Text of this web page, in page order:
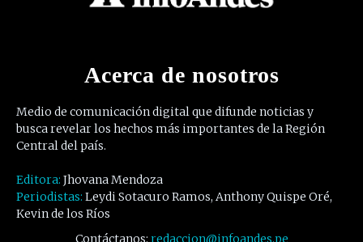
Acerca de nosotros
Medio de comunicación digital que difunde noticias y
busca revelar los hechos más importantes de la Región
Central del país.
Editora: Jhovana Mendoza
Periodistas: Leydi Sotacuro Ramos, Anthony Quispe Oré,
Kevin de los Ríos
Contáctanos: redaccion@infoandes.pe